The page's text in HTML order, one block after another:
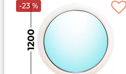
-23 %